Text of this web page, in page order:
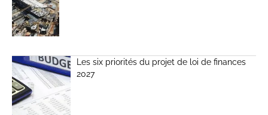
Les six priorités du projet de loi de finances
2027